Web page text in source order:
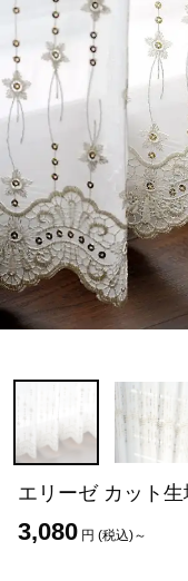
エリーゼ カット
3,080 円 (税込)～